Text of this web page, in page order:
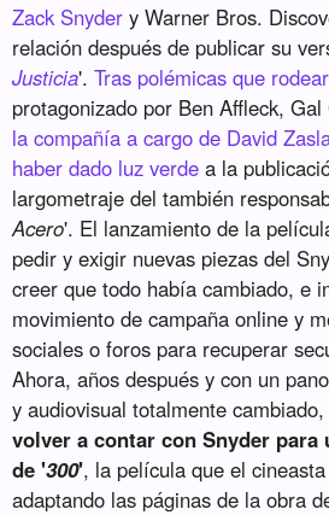
Zack Snyder y Warner Bros.
relación después de publicar su
Justicia'.Tras polémicas que
protagonizado por Ben Affleck,
la compañía a cargo de David
haber dado luz verde a la
largometraje del también
Acero'. El lanzamiento de la
pedir y exigir nuevas piezas del
creer que todo había cambiado, e
movimiento de campaña online y
sociales o foros para recuperar
Ahora, años después y con un
y audiovisual totalmente cambiado,
volver a contar con Snyder para
de '300', la película que el
adaptando las páginas de la obra